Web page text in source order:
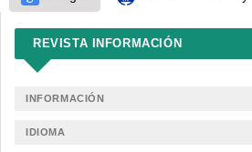
REVISTA INFORMACIÓN
INFORMACIÓN
IDIOMA